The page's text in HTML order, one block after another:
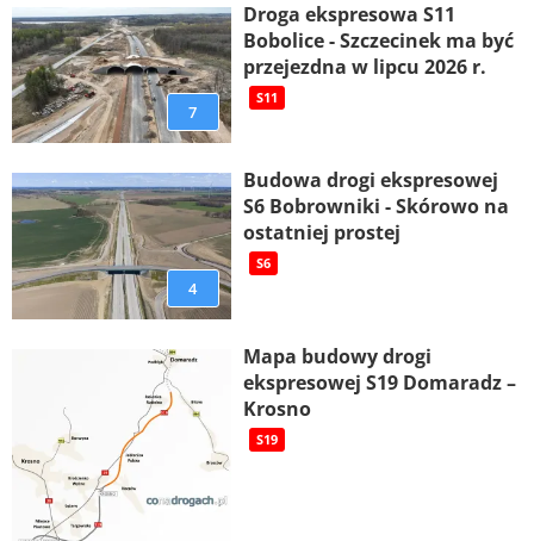
7
Droga ekspresowa S11
Bobolice - Szczecinek ma być
przejezdna w lipcu 2026 r.
S11
4
Budowa drogi ekspresowej
S6 Bobrowniki - Skórowo na
ostatniej prostej
S6
Mapa budowy drogi
ekspresowej S19 Domaradz –
Krosno
S19